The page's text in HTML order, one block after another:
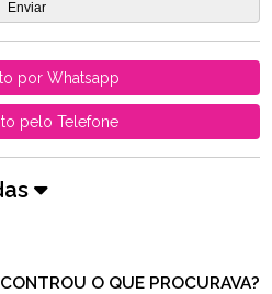
por Whatsapp
pelo Telefone
O QUE PROCURAVA?